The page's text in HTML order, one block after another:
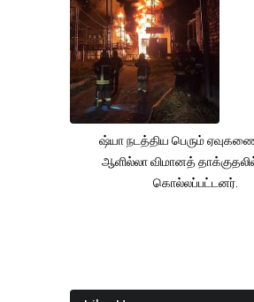
ஷ்யா நடத்திய பெரும்
ஆளில்லா விமானத்
கொல்லப்பட்டனர்.